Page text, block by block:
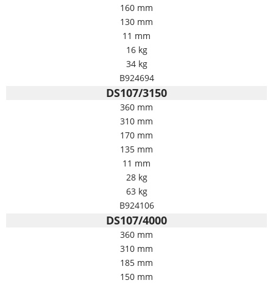
160 mm
130 mm
11 mm
16 kg
34 kg
B924694
DS107/3150
360 mm
310 mm
170 mm
135 mm
11 mm
28 kg
63 kg
B924106
DS107/4000
360 mm
310 mm
185 mm
150 mm